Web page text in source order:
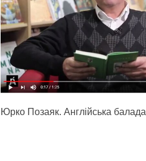
Юрко Позаяк. Англійська балада